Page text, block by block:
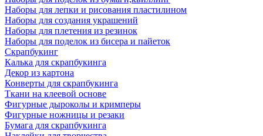
Наборы для лепки и рисования пластилином
Наборы для создания украшений
Наборы для плетения из резинок
Наборы для поделок из бисера и пайеток
Скрапбукинг
Калька для скрапбукинга
Декор из картона
Конверты для скрапбукинга
Ткани на клеевой основе
Фигурные дыроколы и кримперы
Фигурные ножницы и резаки
Бумага для скрапбукинга